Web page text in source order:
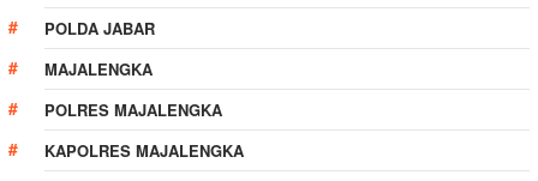
POLDA JABAR
MAJALENGKA
POLRES MAJALENGKA
KAPOLRES MAJALENGKA